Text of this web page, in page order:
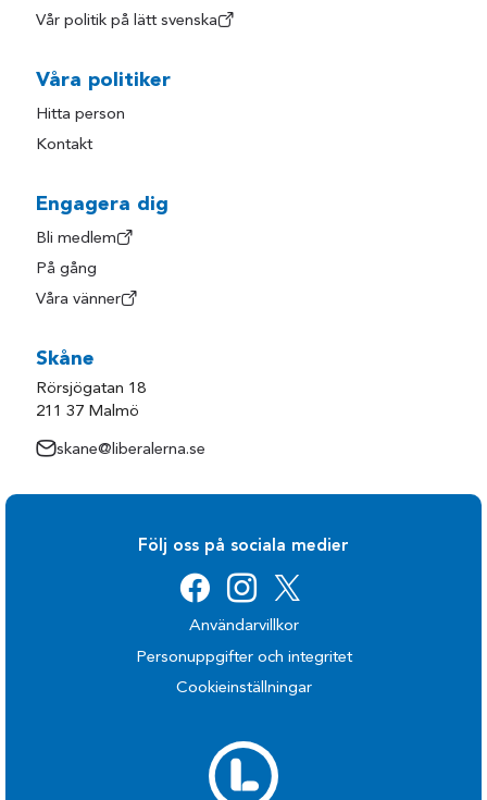
Vår politik på lätt svenska
Våra politiker
Hitta person
Kontakt
Engagera dig
Bli medlem
På gång
Våra vänner
Skåne
Rörsjögatan 18
211 37 Malmö
skane@liberalerna.se
Följ oss på sociala medier
Användarvillkor
Personuppgifter och integritet
Cookieinställningar